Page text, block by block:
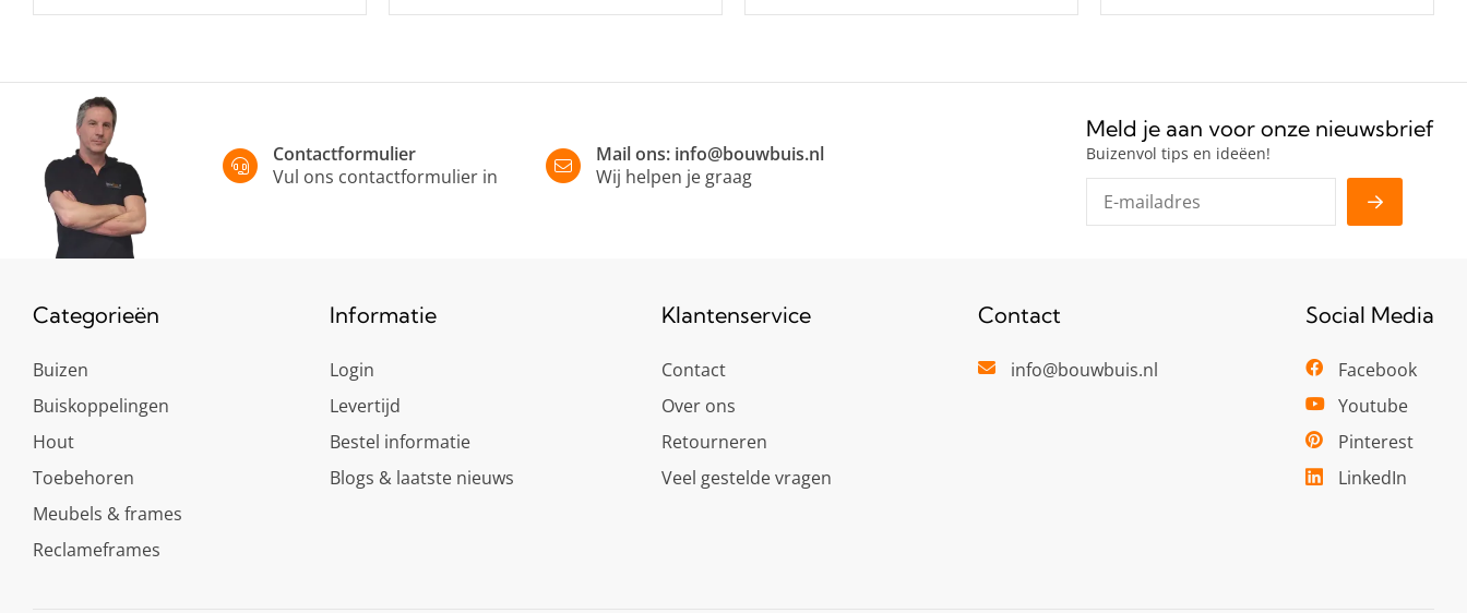
Contactformulier
Vul ons contactformulier in
Mail ons: info@bouwbuis.nl
Wij helpen je graag
Meld je aan voor onze nieuwsbrief
Buizenvol tips en ideëen!
Categorieën
Buizen
Buiskoppelingen
Hout
Toebehoren
Meubels & frames
Reclameframes
Informatie
Login
Levertijd
Bestel informatie
Blogs & laatste nieuws
Klantenservice
Contact
Over ons
Retourneren
Veel gestelde vragen
Contact
info@bouwbuis.nl
Social Media
Facebook
Youtube
Pinterest
LinkedIn